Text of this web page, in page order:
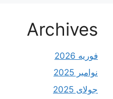
Archives
فوریه 2026
نوامبر 2025
جولای 2025